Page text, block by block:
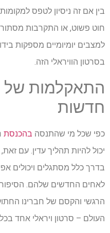
בין אם זה ניסיון לטפס
חוט פשוט, או התקרבות
למצבים יומיומיים מספקות
בסרטון הוויראלי הזה.
התאקלמות של
חדשות
כפי שכל מי שהתנסה בהכנסת
יכול להיות תהליך עדין. עם
בדרך כלל מסתגלים ויכולים
לאחים החדשים שלהם.
הרגשי והקסם של חברינו
העולם – סרטון ויראלי אחד